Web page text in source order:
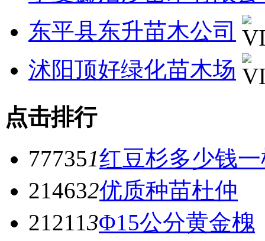
东平县东升苗木公司
沭阳顶好绿化苗木场
点击排行
777351红豆杉多少钱
214632优质种苗杜仲
212113Φ15公分黄金槐